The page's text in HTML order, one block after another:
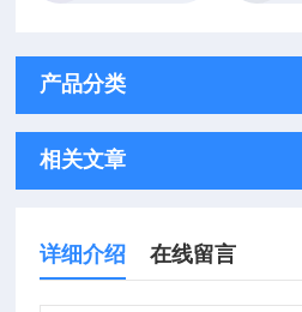
产品分类
相关文章
详细介绍 在线留言